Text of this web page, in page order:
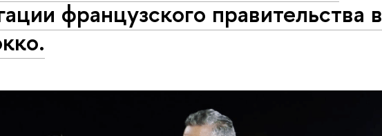
французского правительства в